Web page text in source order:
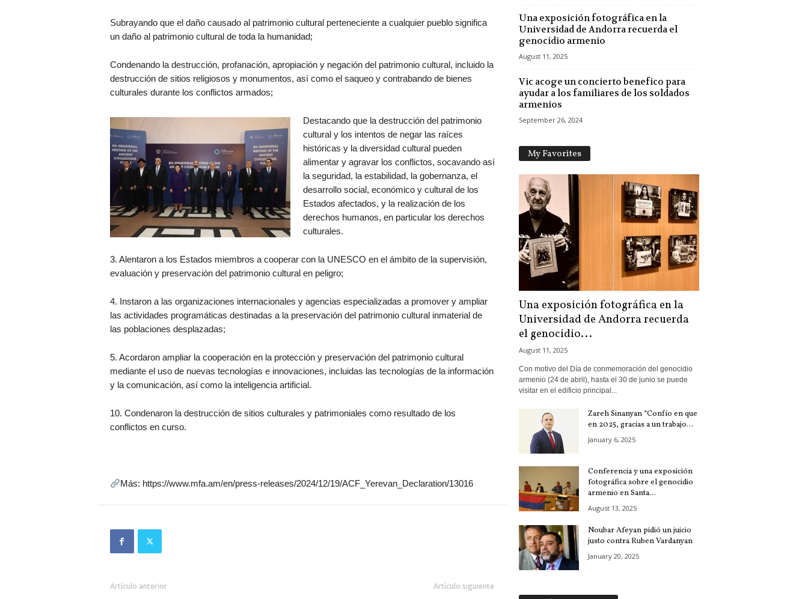
Subrayando que el daño causado al patrimonio cultural perteneciente a cualquier pueblo significa
un daño al patrimonio cultural de toda la humanidad;
Condenando la destrucción, profanación, apropiación y negación del patrimonio cultural, incluido la
destrucción de sitios religiosos y monumentos, así como el saqueo y contrabando de bienes
culturales durante los conflictos armados;
Destacando que la destrucción del patrimonio
cultural y los intentos de negar las raíces
históricas y la diversidad cultural pueden
alimentar y agravar los conflictos, socavando así
la seguridad, la estabilidad, la gobernanza, el
desarrollo social, económico y cultural de los
Estados afectados, y la realización de los
derechos humanos, en particular los derechos
culturales.
3. Alentaron a los Estados miembros a cooperar con la UNESCO en el ámbito de la supervisión,
evaluación y preservación del patrimonio cultural en peligro;
4. Instaron a las organizaciones internacionales y agencias especializadas a promover y ampliar
las actividades programáticas destinadas a la preservación del patrimonio cultural inmaterial de
las poblaciones desplazadas;
5. Acordaron ampliar la cooperación en la protección y preservación del patrimonio cultural
mediante el uso de nuevas tecnologías e innovaciones, incluidas las tecnologías de la información
y la comunicación, así como la inteligencia artificial.
10. Condenaron la destrucción de sitios culturales y patrimoniales como resultado de los
conflictos en curso.
Más: https://www.mfa.am/en/press-releases/2024/12/19/ACF_Yerevan_Declaration/13016
Artículo anterior Artículo siguiente
Una exposición fotográfica en la
Universidad de Andorra recuerda el
genocidio armenio
August 11, 2025
Vic acoge un concierto benefico para
ayudar a los familiares de los soldados
armenios
September 26, 2024
My Favorites
Una exposición fotográfica en la
Universidad de Andorra recuerda
el genocidio...
August 11, 2025
Con motivo del Día de conmemoración del genocidio
armenio (24 de abril), hasta el 30 de junio se puede
visitar en el edificio principal...
Zareh Sinanyan “Confío en que
en 2025, gracias a un trabajo...
January 6, 2025
Conferencia y una exposición
fotográfica sobre el genocidio
armenio en Santa...
August 13, 2025
Noubar Afeyan pidió un juicio
justo contra Ruben Vardanyan
January 20, 2025